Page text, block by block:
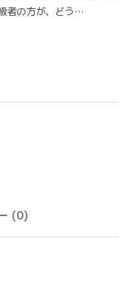
者の方が、どう…
(0)